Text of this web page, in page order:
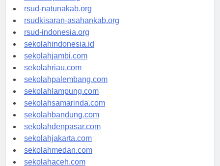
rsud-ntbprov.org
rsud-natunakab.org
rsudkisaran-asahankab.org
rsud-indonesia.org
sekolahindonesia.id
sekolahjambi.com
sekolahriau.com
sekolahpalembang.com
sekolahlampung.com
sekolahsamarinda.com
sekolahbandung.com
sekolahdenpasar.com
sekolahjakarta.com
sekolahmedan.com